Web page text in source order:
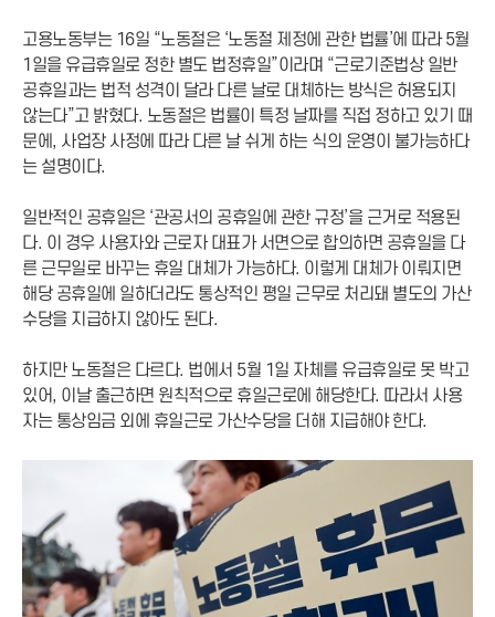
고용노동부는 16일 “노동절은 ‘노동절 제정에 관한 법률’에 따라 5월
1일을 유급휴일로 정한 별도 법정휴일”이라며 “근로기준법상 일반
공휴일과는 법적 성격이 달라 다른 날로 대체하는 방식은 허용되지
않는다”고 밝혔다. 노동절은 법률이 특정 날짜를 직접 정하고 있기 때
문에, 사업장 사정에 따라 다른 날 쉬게 하는 식의 운영이 불가능하다
는 설명이다.
일반적인 공휴일은 ‘관공서의 공휴일에 관한 규정’을 근거로 적용된
다. 이 경우 사용자와 근로자 대표가 서면으로 합의하면 공휴일을 다
른 근무일로 바꾸는 휴일 대체가 가능하다. 이렇게 대체가 이뤄지면
해당 공휴일에 일하더라도 통상적인 평일 근무로 처리돼 별도의 가산
수당을 지급하지 않아도 된다.
하지만 노동절은 다르다. 법에서 5월 1일 자체를 유급휴일로 못 박고
있어, 이날 출근하면 원칙적으로 휴일근로에 해당한다. 따라서 사용
자는 통상임금 외에 휴일근로 가산수당을 더해 지급해야 한다.